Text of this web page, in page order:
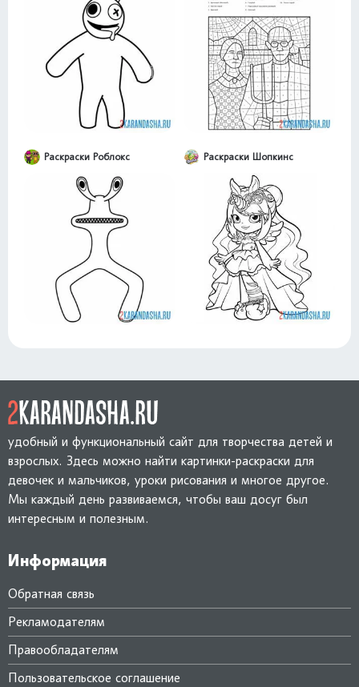
Раскраски Роблокс Раскраски Шопкинс
удобный и функциональный сайт для творчества детей и
взрослых. Здесь можно найти картинки-раскраски для
девочек и мальчиков, уроки рисования и многое другое.
Мы каждый день развиваемся, чтобы ваш досуг был
интересным и полезным.
Информация
Обратная связь
Рекламодателям
Правообладателям
Пользовательское соглашение